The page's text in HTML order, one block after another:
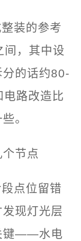
装的参考
间，其中设
分的话约80-
路改造比
。
节点
点位留错
现灯光层
键——水电